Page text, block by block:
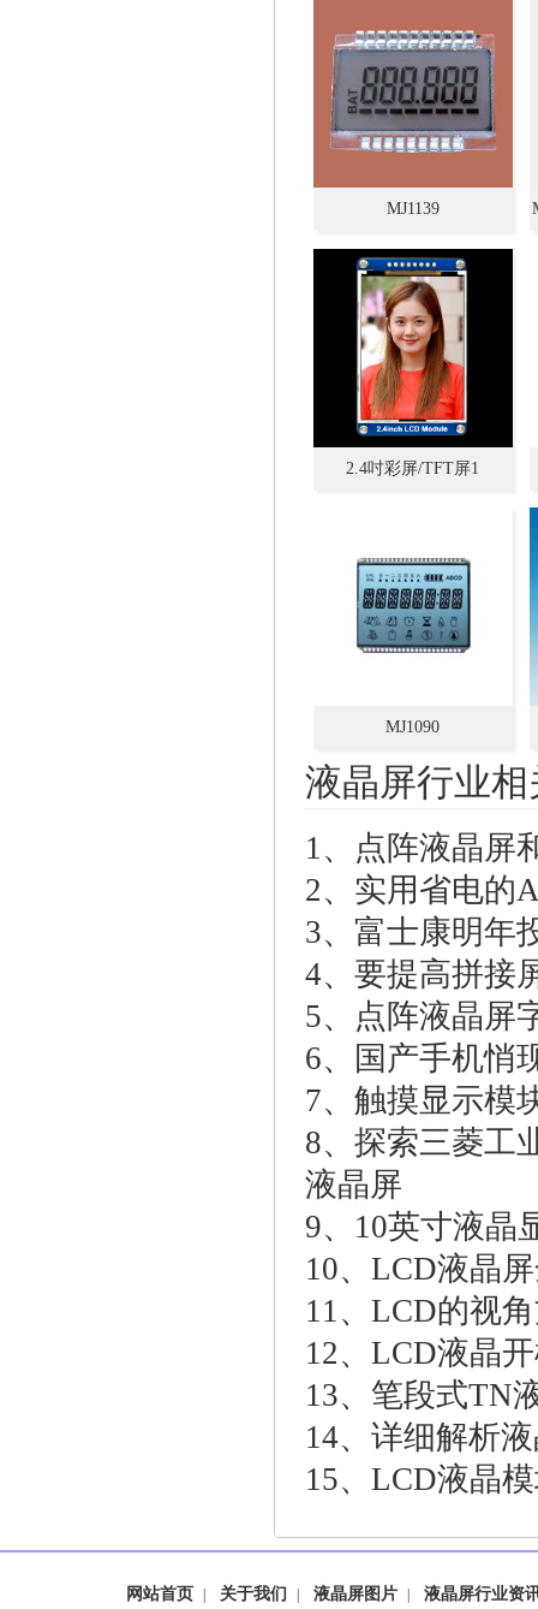
MJ1139
2.4吋彩屏/TFT屏1
MJ1090
液晶屏行业
1、 点阵液晶屏
2、 实用省电的
3、 富士康明年
4、 要提高拼接
5、 点阵液晶屏
6、
国产手机悄
7、 触摸显示模
8、 探索三菱工
液晶屏
9、 10英寸液晶
10、 LCD液晶
11、 LCD的视
12、 LCD液晶
13、 笔段式TN
14、 详细解析
15、 LCD液晶
网站首页 关于我们 液晶屏图片 液晶屏行业资